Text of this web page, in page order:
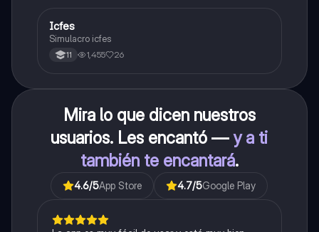
ICFES: Sociales y Ciudadanas
Icfes
Simulacro icfes
11 1,455 26
Mira lo que dicen nuestros
usuarios. Les encantó —y a ti
también te encantará.
4.6/5App Store 4.7/5Google Play